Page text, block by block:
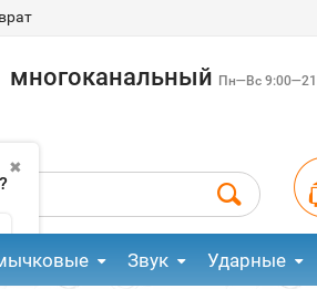
многоканальный Пн—Вс
✖
Звук Ударные